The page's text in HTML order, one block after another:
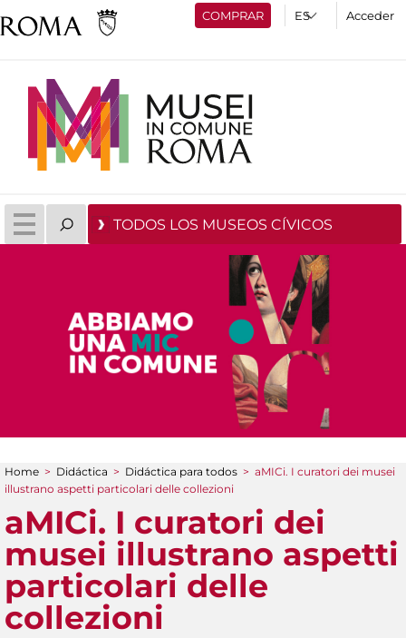
COMPRAR Acceder
TODOS LOS MUSEOS CÍVICOS
You are here
Home > Didáctica > Didáctica para todos > aMICi. I curatori dei musei
illustrano aspetti particolari delle collezioni
aMICi. I curatori dei
musei illustrano aspetti
particolari delle
collezioni